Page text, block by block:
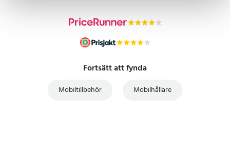
Fortsätt att fynda
Mobiltillbehör Mobilhållare